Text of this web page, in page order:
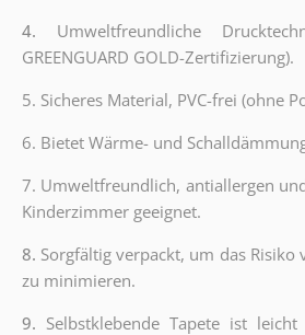
4. Umweltfreundliche
GREENGUARD GOLD-Zertifizierung).
5. Sicheres Material, PVC-frei (ohne
6. Bietet Wärme- und
7. Umweltfreundlich, antiallergen
Kinderzimmer geeignet.
8. Sorgfältig verpackt, um das Risiko
zu minimieren.
9. Selbstklebende Tapete ist